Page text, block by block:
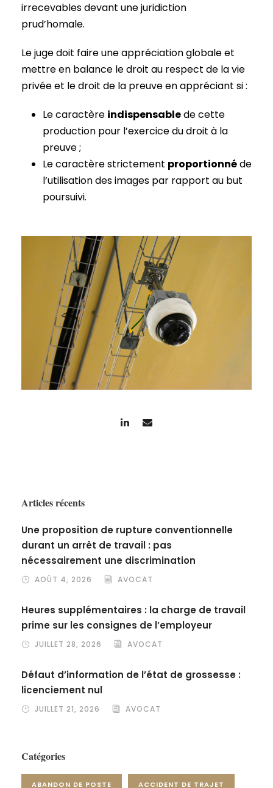
irrecevables devant une juridiction
prud’homale.
Le juge doit faire une appréciation globale et
mettre en balance le droit au respect de la vie
privée et le droit de la preuve en appréciant si :
Le caractère indispensablede cette
production pour l’exercice du droit à la
preuve ;
Le caractère strictement proportionnéde
l’utilisation des images par rapport au but
poursuivi.
Articles récents
Une proposition de rupture conventionnelle
durant un arrêt de travail : pas
nécessairement une discrimination
AOÛT 4, 2026 AVOCAT
Heures supplémentaires : la charge de travail
prime sur les consignes de l’employeur
JUILLET 28, 2026 AVOCAT
Défaut d’information de l’état de grossesse :
licenciement nul
JUILLET 21, 2026 AVOCAT
Catégories
ABANDON DE POSTE ACCIDENT DE TRAJET